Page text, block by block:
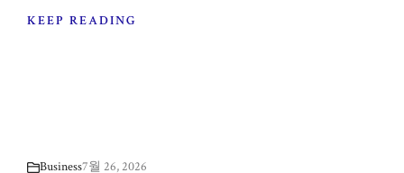
KEEP READING
Business7월 26, 2026